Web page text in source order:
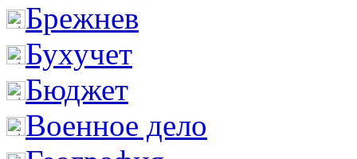
Брежнев
Бухучет
Бюджет
Военное дело